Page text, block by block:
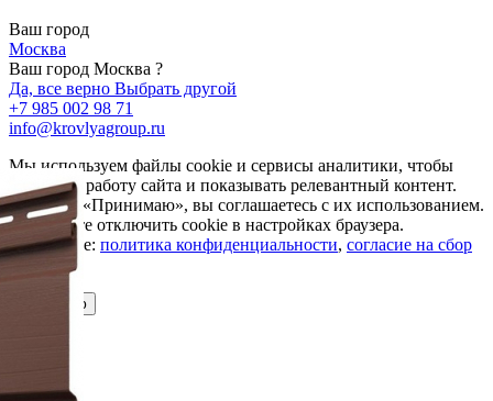
Ваш город
Москва
Ваш город Москва ?
Да, все верно Выбрать другой
+7 985 002 98 71
info@krovlyagroup.ru
Мы используем файлы cookie и сервисы аналитики, чтобы
улучшить работу сайта и показывать релевантный контент.
Нажимая «Принимаю», вы соглашаетесь с их использованием.
Вы можете отключить cookie в настройках браузера.
Подробнее: политика конфиденциальности, согласие на сбор
cookie
Принимаю